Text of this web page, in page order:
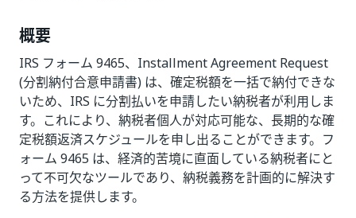
概要
IRS フォーム 9465、Installment Agreement Request
(分割納付合意申請書) は、確定税額を一括で納付できな
いため、IRS に分割払いを申請したい納税者が利用しま
す。これにより、納税者個人が対応可能な、長期的な確
定税額返済スケジュールを申し出ることができます。フ
ォーム 9465 は、経済的苦境に直面している納税者にと
って不可欠なツールであり、納税義務を計画的に解決す
る方法を提供します。